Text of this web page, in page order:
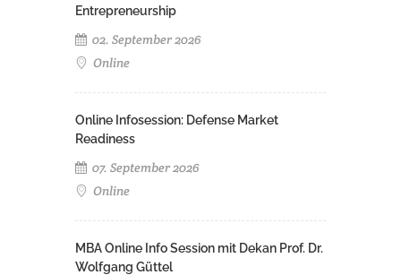
Entrepreneurship
02. September 2026
Online
Online Infosession: Defense Market
Readiness
07. September 2026
Online
MBA Online Info Session mit Dekan Prof. Dr.
Wolfgang Güttel